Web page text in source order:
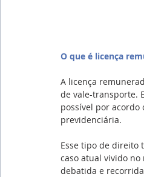
O que é licença
A licença
de vale-transporte.
possível por
previdenciária.
Esse tipo de direito
caso atual vivido
debatida e